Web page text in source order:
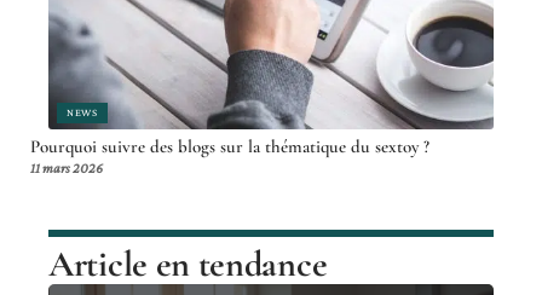
NEWS
Pourquoi suivre des blogs sur la thématique du sextoy ?
11 mars 2026
Article en tendance